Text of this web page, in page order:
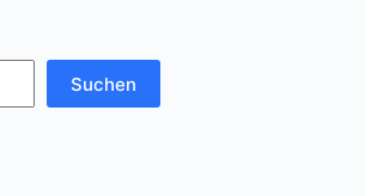
Suchen